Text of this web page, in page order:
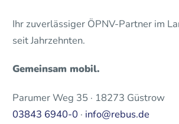
Ihr zuverlässiger ÖPNV-Partner im
seit Jahrzehnten.
Gemeinsam mobil.
Parumer Weg 35 · 18273 Güstrow
03843 6940-0 · info@rebus.de